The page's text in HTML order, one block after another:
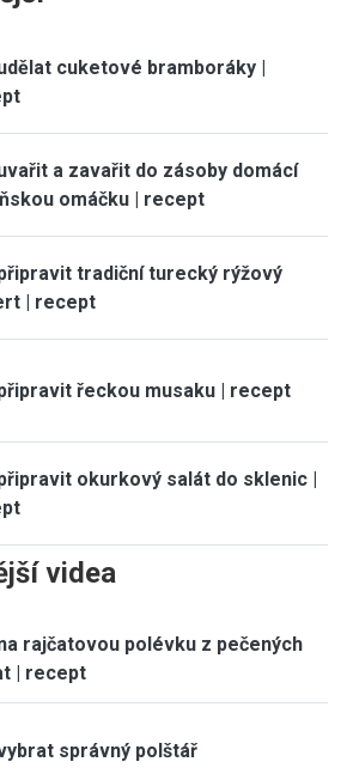
cuketové bramboráky |
a zavařit do zásoby domácí
omáčku | recept
tradiční turecký rýžový
| recept
řeckou musaku | recept
okurkový salát do sklenic |
videa
rajčatovou polévku z pečených
| recept
správný polštář